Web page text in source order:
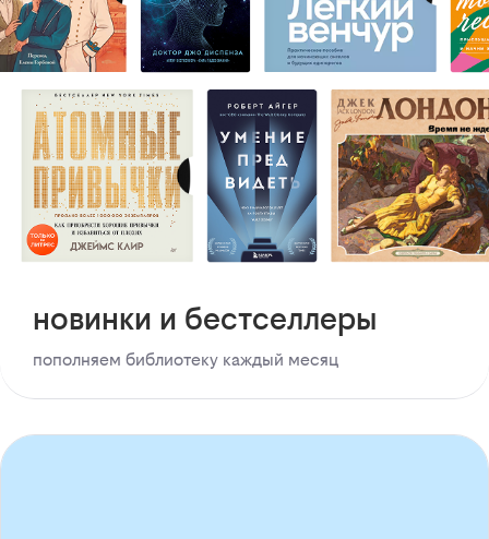
новинки и бестселлеры
пополняем библиотеку каждый месяц